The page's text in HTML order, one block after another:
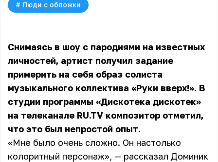
# Люди с обложки
Снимаясь в шоу с пародиями на известных
личностей, артист получил задание
примерить на себя образ солиста
музыкального коллектива «Руки вверх!». В
студии программы «Дискотека дискотек»
на телеканале RU.TV композитор отметил,
что это был непростой опыт.
«Мне было очень сложно. Он настолько
колоритный персонаж», — рассказал Доминик